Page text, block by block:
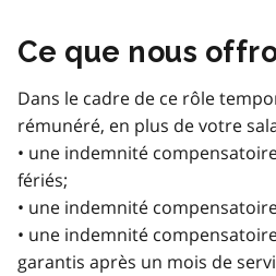
Ce que nous
Dans le cadre de ce rôle
rémunéré, en plus de votre
• une indemnité
fériés;
• une indemnité
• une indemnité
garantis après un mois de